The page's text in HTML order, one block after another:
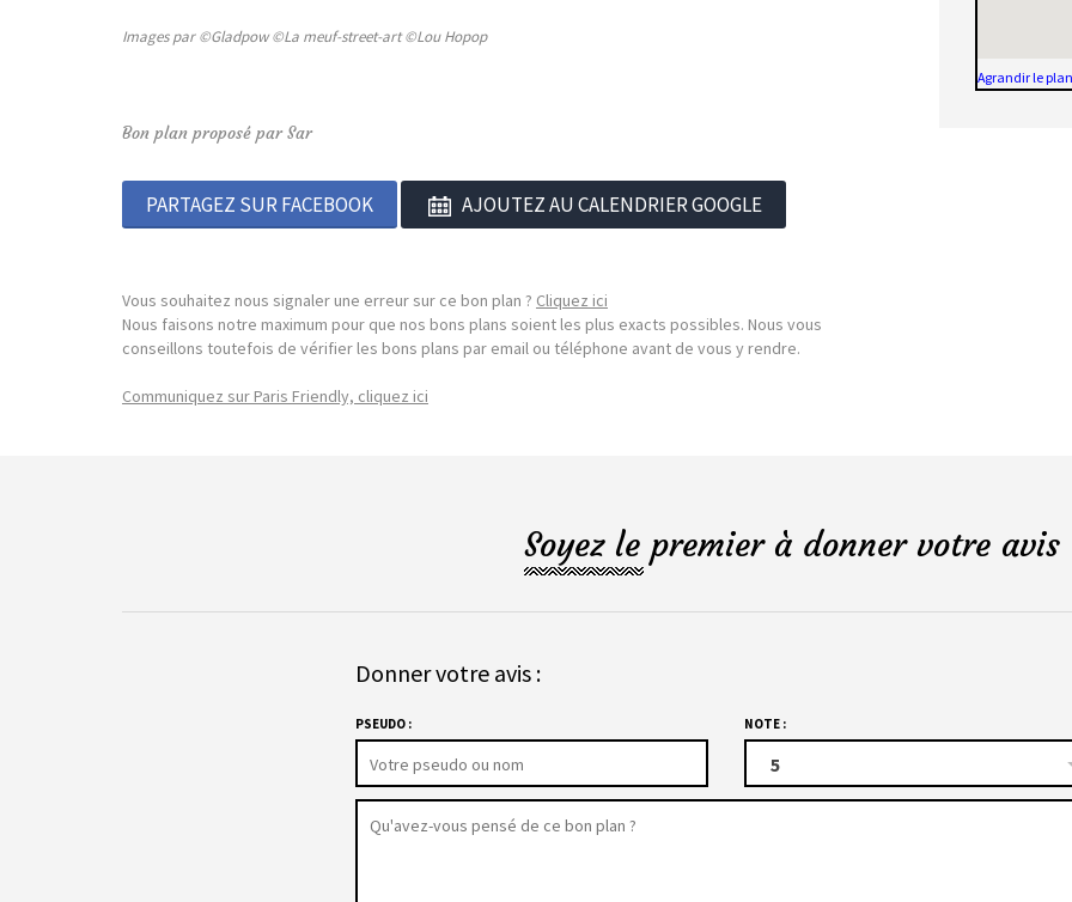
Images par ©Gladpow©La meuf-street-art ©Lou Hopop
Bon plan proposé par Sar
PARTAGEZ SUR FACEBOOK AJOUTEZ AU CALENDRIER GOOGLE
Vous souhaitez nous signaler une erreur sur ce bon plan ? Cliquez ici
Nous faisons notre maximum pour que nos bons plans soient les plus exacts possibles. Nous vous
conseillons toutefois de vérifier les bons plans par email ou téléphone avant de vous y rendre.
Communiquez sur Paris Friendly, cliquez ici
Agrandir le plan
Soyez le premier à donner votre
Donner votre avis :
PSEUDO : NOTE :
5